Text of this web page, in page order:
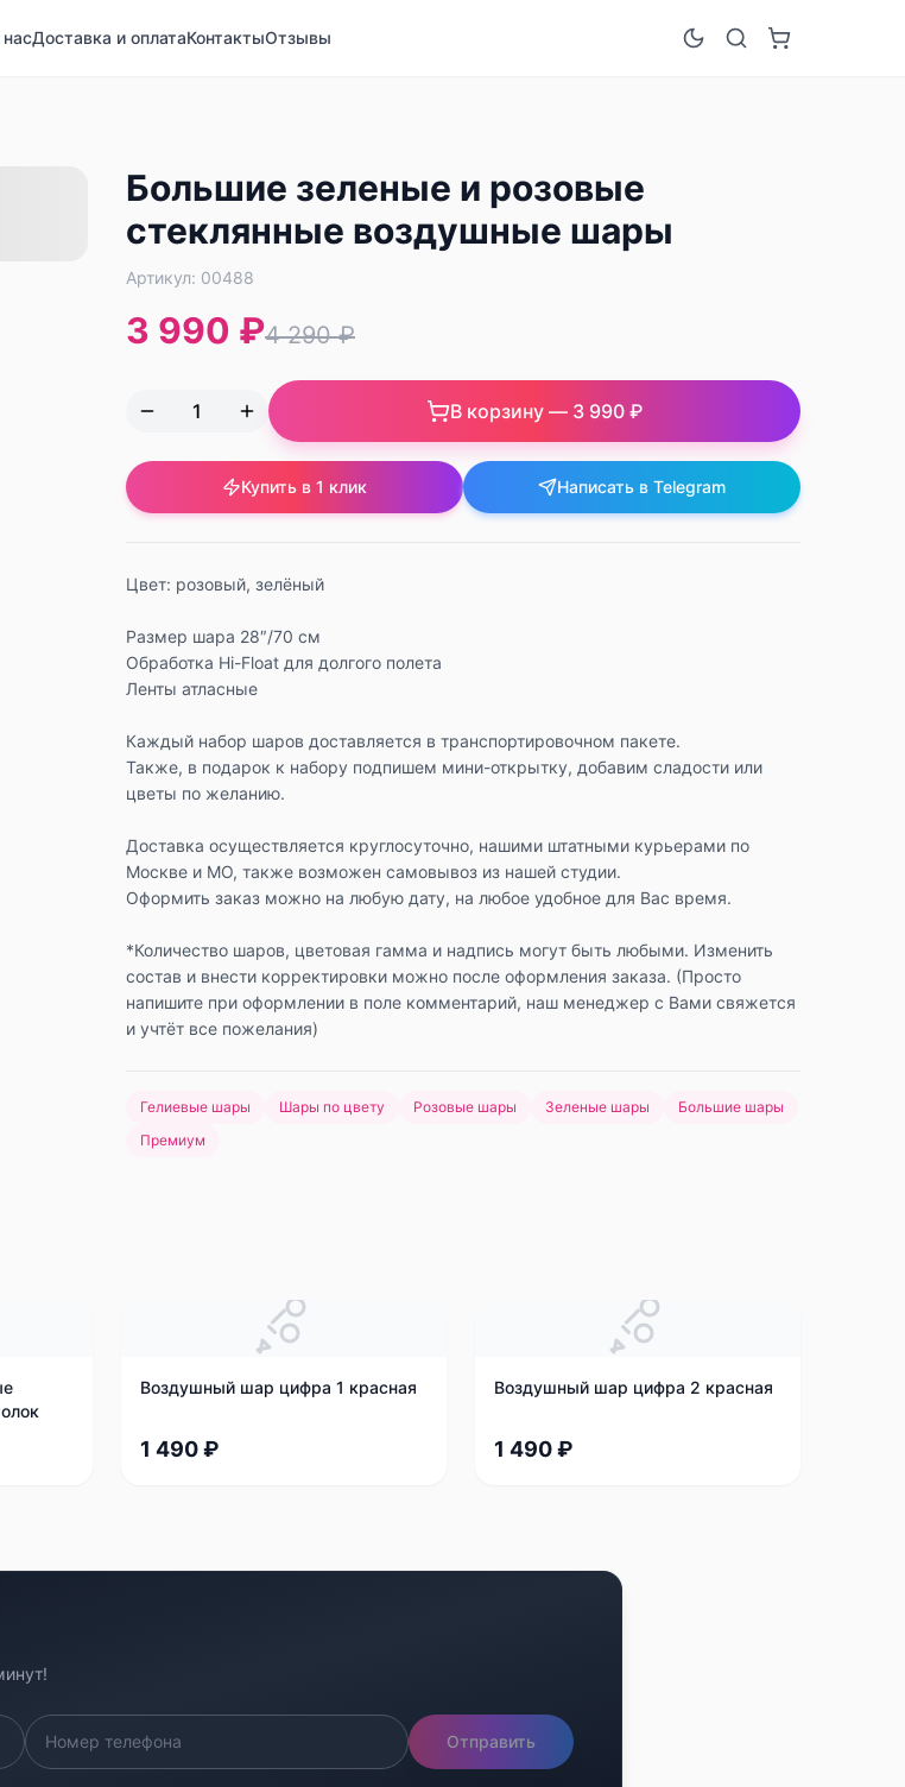
Доставка и оплатаКонтактыОтзывы
Большие зеленые и розовые
стеклянные воздушные шары
Артикул: 00488
3 990 ₽4 290 ₽
В корзину — 3 990 ₽
Купить в 1 клик Написать в Telegram
Цвет: розовый, зелёный
Размер шара 28″/70 см
Обработка Hi-Float для долгого полета
Ленты атласные
Каждый набор шаров доставляется в транспортировочном пакете.
Также, в подарок к набору подпишем мини-открытку, добавим сладости или
цветы по желанию.
Доставка осуществляется круглосуточно, нашими штатными курьерами по
Москве и МО, также возможен самовывоз из нашей студии.
Оформить заказ можно на любую дату, на любое удобное для Вас время.
*Количество шаров, цветовая гамма и надпись могут быть любыми. Изменить
состав и внести корректировки можно после оформления заказа. (Просто
напишите при оформлении в поле комментарий, наш менеджер с Вами свяжется
и учтёт все пожелания)
Гелиевые шары Шары по цвету Розовые шары Зеленые шары
Большие шары
Премиум
Воздушный шар цифра 1 красная
1 490 ₽
Воздушный шар цифра 2 красная
1 490 ₽
Отправить